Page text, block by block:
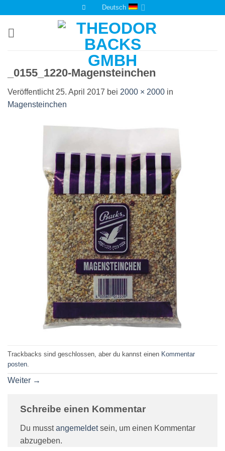
springen
Deutsch
_0155_1220-Magensteinchen
Veröffentlicht 25. April 2017 bei 2000 × 2000 in
Magensteinchen
Trackbacks sind geschlossen, aber du kannst einen Kommentar
posten
Weiter →
Schreibe einen Kommentar
Du musstangemeldetsein, um einen Kommentar
abzugeben.